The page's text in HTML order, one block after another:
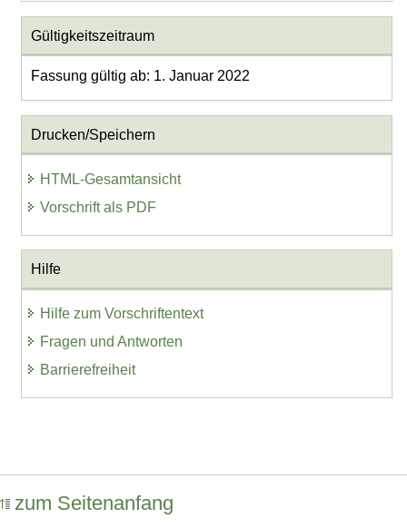
Gültigkeitszeitraum
Fassung gültig ab: 1. Januar 2022
Drucken/Speichern
HTML-Gesamtansicht
Vorschrift als PDF
Hilfe
Hilfe zum Vorschriftentext
Fragen und Antworten
Barrierefreiheit
zum Seitenanfang